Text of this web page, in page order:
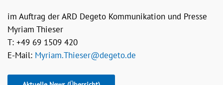
im Auftrag der ARD Degeto Kommunikation und Presse
Myriam Thieser
T: +49 69 1509 420
E-Mail: Myriam.Thieser@degeto.de